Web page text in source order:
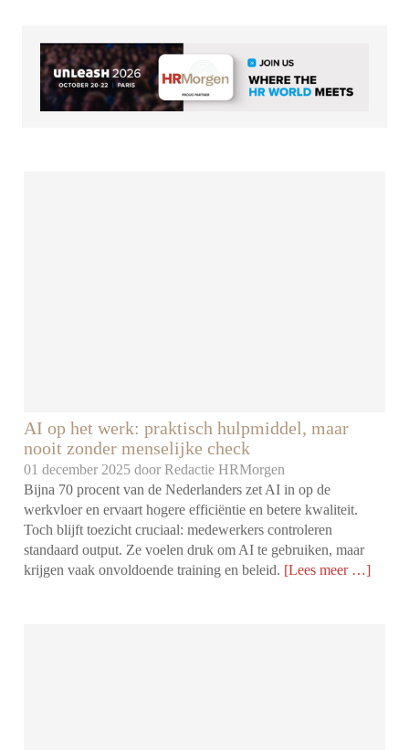
AI op het werk: praktisch hulpmiddel, maar
nooit zonder menselijke check
01 december 2025 doorRedactie HRMorgen
Bijna 70 procent van de Nederlanders zet AI in op de
werkvloer en ervaart hogere efficiëntie en betere kwaliteit.
Toch blijft toezicht cruciaal: medewerkers controleren
standaard output. Ze voelen druk om AI te gebruiken, maar
krijgen vaak onvoldoende training en beleid. [Lees meer …]